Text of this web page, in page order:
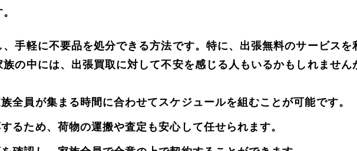
手軽に不要品を処分できる方法です。特に、出張無料のサービス
の中には、出張買取に対して不安を感じる人もいるかもしれませ
全員が集まる時間に合わせてスケジュールを組むことが可能です。
るため、荷物の運搬や査定も安心して任せられます。